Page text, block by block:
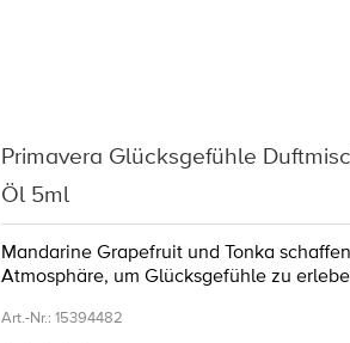
Primavera Glücksgefühle
Öl 5ml
Mandarine Grapefruit und Tonka
Atmosphäre, um Glücksgefühle zu
Art.-Nr.: 15394482